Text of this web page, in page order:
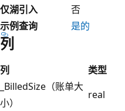
仅湖引入
否
示例查询
是的
列
列 类型
_BilledSize（账单大
小）
real